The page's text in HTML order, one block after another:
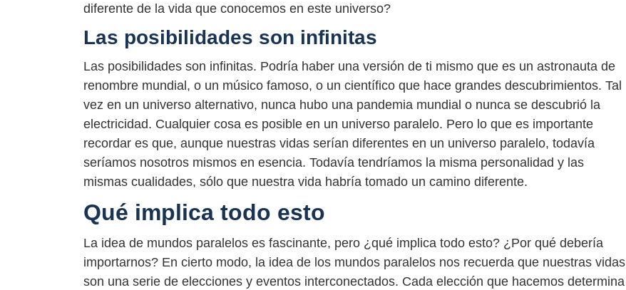
diferente de la vida que conocemos en este universo?
Las posibilidades son infinitas
Las posibilidades son infinitas. Podría haber una versión de ti mismo que es un astronauta de
renombre mundial, o un músico famoso, o un científico que hace grandes descubrimientos. Tal
vez en un universo alternativo, nunca hubo una pandemia mundial o nunca se descubrió la
electricidad. Cualquier cosa es posible en un universo paralelo. Pero lo que es importante
recordar es que, aunque nuestras vidas serían diferentes en un universo paralelo, todavía
seríamos nosotros mismos en esencia. Todavía tendríamos la misma personalidad y las
mismas cualidades, sólo que nuestra vida habría tomado un camino diferente.
Qué implica todo esto
La idea de mundos paralelos es fascinante, pero ¿qué implica todo esto? ¿Por qué debería
importarnos? En cierto modo, la idea de los mundos paralelos nos recuerda que nuestras vidas
son una serie de elecciones y eventos interconectados. Cada elección que hacemos determina